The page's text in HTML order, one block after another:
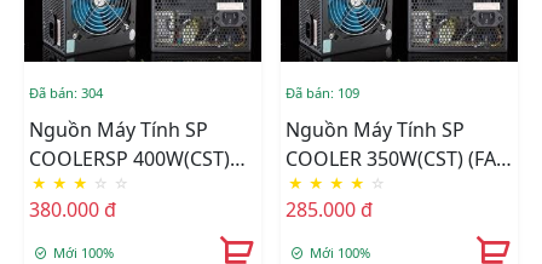
Đã bán: 304
Nguồn Máy Tính SP
COOLERSP 400W(CST)
(FAN 12CM)
★ ★ ★ ☆ ☆
380.000 đ
Mới 100%
Đã bán: 109
Nguồn Máy Tính SP
COOLER 350W(CST) (FAN
12CM)
★ ★ ★ ★ ☆
285.000 đ
Mới 100%